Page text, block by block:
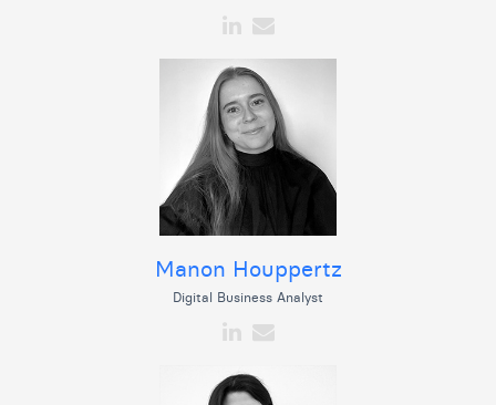
Manon Houppertz
Digital Business Analyst